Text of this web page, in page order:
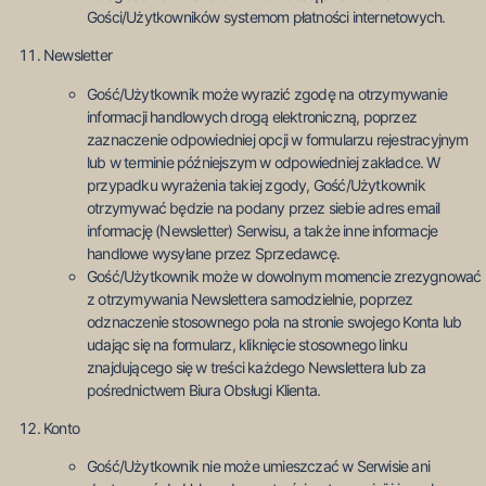
Gości/Użytkowników systemom płatności internetowych.
Newsletter
Gość/Użytkownik może wyrazić zgodę na otrzymywanie
informacji handlowych drogą elektroniczną, poprzez
zaznaczenie odpowiedniej opcji w formularzu rejestracyjnym
lub w terminie późniejszym w odpowiedniej zakładce. W
przypadku wyrażenia takiej zgody, Gość/Użytkownik
otrzymywać będzie na podany przez siebie adres email
informację (Newsletter) Serwisu, a także inne informacje
handlowe wysyłane przez Sprzedawcę.
Gość/Użytkownik może w dowolnym momencie zrezygnować
z otrzymywania Newslettera samodzielnie, poprzez
odznaczenie stosownego pola na stronie swojego Konta lub
udając się na formularz, kliknięcie stosownego linku
znajdującego się w treści każdego Newslettera lub za
pośrednictwem Biura Obsługi Klienta.
Konto
Gość/Użytkownik nie może umieszczać w Serwisie ani